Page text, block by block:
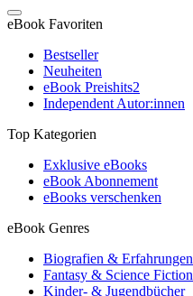
eBook Favoriten
Bestseller
Neuheiten
eBook Preishits2
Independent Autor:innen
Top Kategorien
Exklusive eBooks
eBook Abonnement
eBooks verschenken
eBook Genres
Biografien & Erfahrungen
Fantasy & Science Fiction
Kinder- & Jugendbücher